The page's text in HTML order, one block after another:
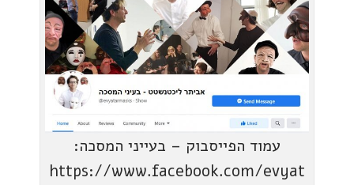
עמוד הפייסבוק – בעייני המסכה:
https://www.facebook.com/evyat